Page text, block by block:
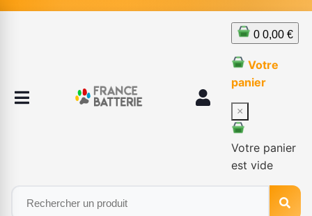
0 0,00 €
Votre
panier
×
Votre panier
est vide